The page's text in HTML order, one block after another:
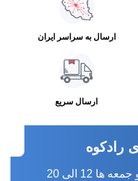
ارسال به سراسر ایران
ارسال سریع
رادکوه